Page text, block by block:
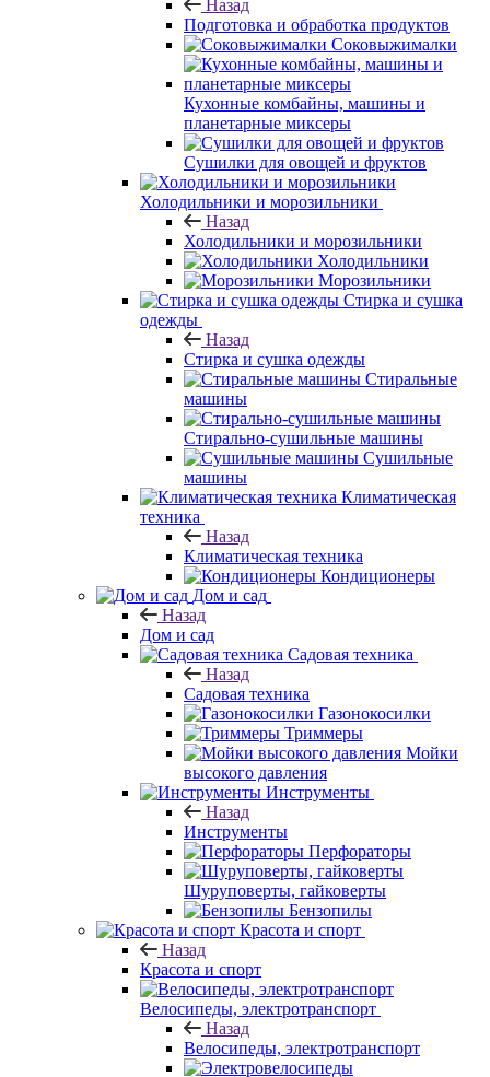
Назад
Подготовка и обработка продуктов
Соковыжималки
Кухонные комбайны, машины и
планетарные миксеры
Сушилки для овощей и фруктов
Холодильники и морозильники
Назад
Холодильники и морозильники
Холодильники
Морозильники
Стирка и сушка
одежды
Назад
Стирка и сушка одежды
Стиральные
машины
Стирально-сушильные машины
Сушильные
машины
Климатическая
техника
Назад
Климатическая техника
Кондиционеры
Дом и сад
Назад
Дом и сад
Садовая техника
Назад
Садовая техника
Газонокосилки
Триммеры
Мойки
высокого давления
Инструменты
Назад
Инструменты
Перфораторы
Шуруповерты, гайковерты
Бензопилы
Красота и спорт
Назад
Красота и спорт
Велосипеды, электротранспорт
Назад
Велосипеды, электротранспорт